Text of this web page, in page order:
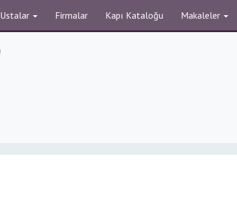
Ustalar Firmalar Kapı Kataloğu Makaleler